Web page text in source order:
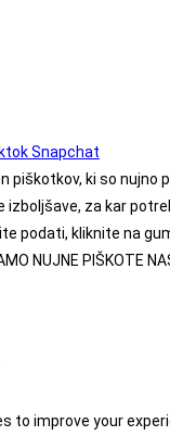
Snapchat
piškotkov, ki so
za kar
podati, kliknite na
NUJNE PIŠKOTE
to improve your